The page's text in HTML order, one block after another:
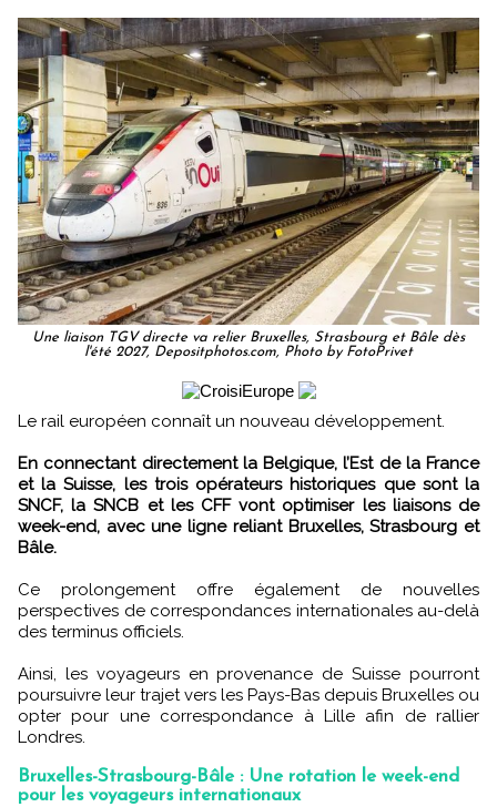
Une liaison TGV directe va relier Bruxelles, Strasbourg et Bâle dès
l'été 2027, Depositphotos.com, Photo by FotoPrivet
Le rail européen connaît un nouveau développement.
En connectant directement la Belgique, l’Est de la France
et la Suisse, les trois opérateurs historiques que sont la
SNCF, la SNCB et les CFF vont optimiser les liaisons de
week-end, avec une ligne reliant Bruxelles, Strasbourg et
Bâle.
Ce prolongement offre également de nouvelles
perspectives de correspondances internationales au-delà
des terminus officiels.
Ainsi, les voyageurs en provenance de Suisse pourront
poursuivre leur trajet vers les Pays-Bas depuis Bruxelles ou
opter pour une correspondance à Lille afin de rallier
Londres.
Bruxelles-Strasbourg-Bâle : Une rotation le week-end
pour les voyageurs internationaux